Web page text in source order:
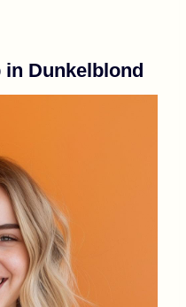
Dunkelblond